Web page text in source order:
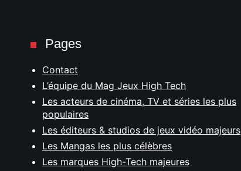
Pages
Contact
L’équipe du Mag Jeux High Tech
Les acteurs de cinéma, TV et séries les plus
populaires
Les éditeurs & studios de jeux vidéo majeurs
Les Mangas les plus célèbres
Les marques High-Tech majeures